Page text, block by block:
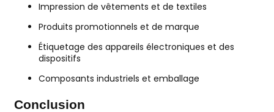
Impression de vêtements et de textiles
Produits promotionnels et de marque
Étiquetage des appareils électroniques et des
dispositifs
Composants industriels et emballage
Conclusion